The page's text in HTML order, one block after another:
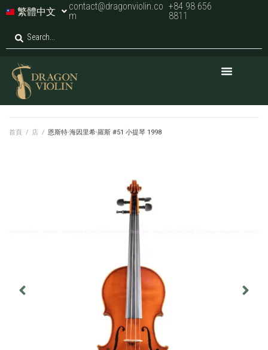
繁體中文
contact@dragonviolin.co
m
+84 98 656
8811
首頁 / 店 / 恩斯特·海因里希·羅斯 #51 小提琴 1998